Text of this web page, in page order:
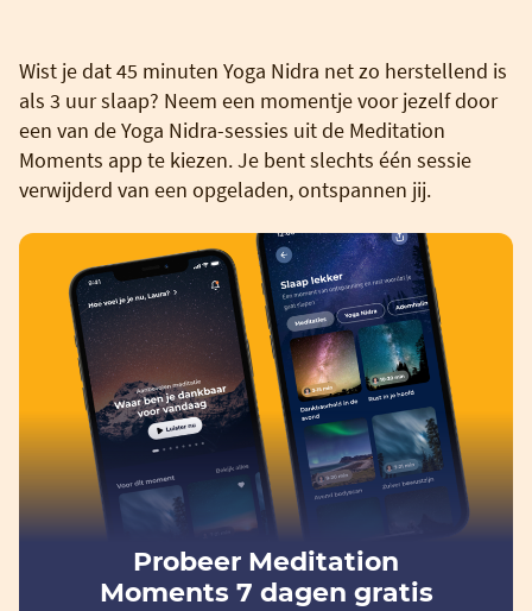
Wist je dat 45 minuten Yoga Nidra net zo herstellend is
als 3 uur slaap? Neem een momentje voor jezelf door
een van de Yoga Nidra-sessies uit de Meditation
Moments app te kiezen. Je bent slechts één sessie
verwijderd van een opgeladen, ontspannen jij.
Probeer Meditation
Moments 7 dagen gratis